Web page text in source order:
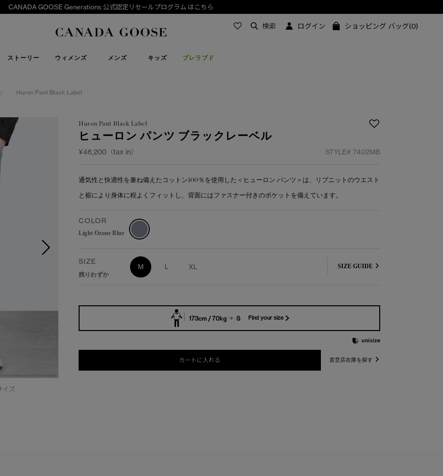
CANADA GOOSE Generations 公式認定リセールプログラム はこちら
Canada Goose
ストーリー ウィメンズ メンズ キッズ プレラブド
下取り申請 検索 ログイン ショッピング バッグ(0)
/ Huron Pant Black Label
イズ
Huron Pant Black Label
ヒューロン パンツ ブラックレーベル
¥46,200（tax in） STYLE# 7402MB
通気性と快適性を兼ね備えたコットン100％を使用した＜ヒューロン パンツ＞は、リブニットのウエスト
と裾により身体に程よくフィットし、背面にはファスナー付きのポケットを備えています。
COLOR
Light Ozone Blue
SIZE
残りわずか
M L XL SIZE GUIDE
173cm / 70kg S Find your size
カートに入れる 直営店在庫を探す